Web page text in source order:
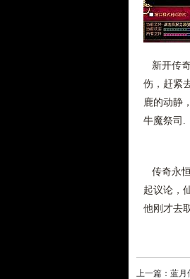
新开传
伤，赶紧
鹿的动静
牛魔祭司.
传奇永
起议论，
他刚才去
上一篇： 蓝月